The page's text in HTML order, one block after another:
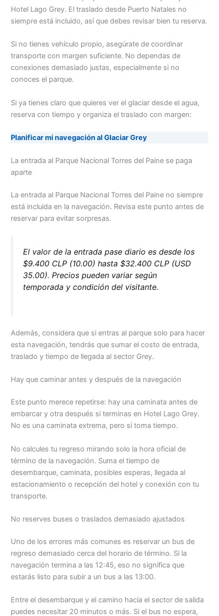
Hotel Lago Grey. El traslado desde Puerto Natales no
siempre está incluido, así que debes revisar bien tu reserva.
Si no tienes vehículo propio, asegúrate de coordinar
transporte con margen suficiente. No dependas de
conexiones demasiado justas, especialmente si no
conoces el parque.
Si ya tienes claro que quieres ver el glaciar desde el agua,
reserva con tiempo y organiza el traslado con margen:
Planificar mi navegación al Glaciar Grey
La entrada al Parque Nacional Torres del Paine se paga
aparte
La entrada al Parque Nacional Torres del Paine no siempre
está incluida en la navegación. Revisa este punto antes de
reservar para evitar sorpresas.
El valor de la entrada pase diario es desde los
$9.400 CLP (10.00) hasta $32.400 CLP (USD
35.00). Precios pueden variar según
temporada y condición del visitante.
Además, considera que si entras al parque solo para hacer
esta navegación, tendrás que sumar el costo de entrada,
traslado y tiempo de llegada al sector Grey.
Hay que caminar antes y después de la navegación
Este punto merece repetirse: hay una caminata antes de
embarcar y otra después si terminas en Hotel Lago Grey.
No es una caminata extrema, pero sí toma tiempo.
No calcules tu regreso mirando solo la hora oficial de
término de la navegación. Suma el tiempo de
desembarque, caminata, posibles esperas, llegada al
estacionamiento o recepción del hotel y conexión con tu
transporte.
No reserves buses o traslados demasiado ajustados
Uno de los errores más comunes es reservar un bus de
regreso demasiado cerca del horario de término. Si la
navegación termina a las 12:45, eso no significa que
estarás listo para subir a un bus a las 13:00.
Entre el desembarque y el camino hacia el sector de salida
puedes necesitar 20 minutos o más. Si el bus no espera,